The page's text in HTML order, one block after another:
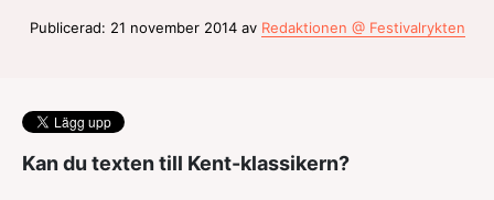
Publicerad: 21 november 2014 av Redaktionen @ Festivalrykten
Kan du texten till Kent-klassikern?